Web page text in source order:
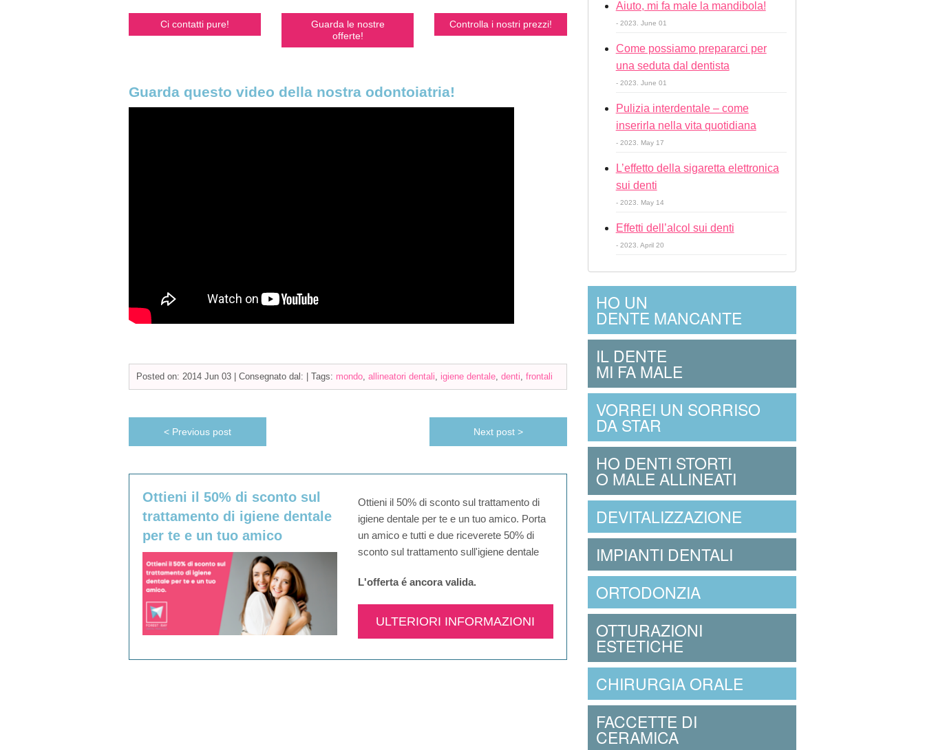
Ci contatti pure!
Guarda le nostre
offerte!
Controlla i nostri prezzi!
Guarda questo video della nostra odontoiatria!
Posted on: 2014 Jun 03 | Consegnato dal: Tags: mondo, allineatori dentali, igiene dentale, denti, frontali
Next post >
< Previous post
Ottieni il 50% di sconto sul
trattamento di igiene dentale
per te e un tuo amico
Ottieni il 50% di sconto sul trattamento di
igiene dentale per te e un tuo amico. Porta
un amico e tutti e due riceverete 50% di
sconto sul trattamento sull'igiene dentale
L'offerta é ancora valida.​
ULTERIORI INFORMAZIONI
Aiuto, mi fa male la mandibola!
- 2023. June 01
Come possiamo prepararci per
una seduta dal dentista
- 2023. June 01
Pulizia interdentale – come
inserirla nella vita quotidiana
- 2023. May 17
L’effetto della sigaretta elettronica
sui denti
- 2023. May 14
Effetti dell’alcol sui denti
- 2023. April 20
HO UN
DENTE MANCANTE
IL DENTE
MI FA MALE
VORREI UN SORRISO
DA STAR
HO DENTI STORTI
O MALE ALLINEATI
DEVITALIZZAZIONE
IMPIANTI DENTALI
ORTODONZIA
OTTURAZIONI
ESTETICHE
CHIRURGIA ORALE
FACCETTE DI
CERAMICA